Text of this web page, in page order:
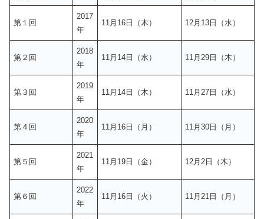
第１回
2017
年
11月16日（木） 12月13日（水）
第２回
2018
年
11月14日（水） 11月29日（木）
第３回
2019
年
11月14日（木） 11月27日（水）
第４回
2020
年
11月16日（月） 11月30日（月）
第５回
2021
年
11月19日（金） 12月2日（木）
第６回
2022
年
11月16日（火） 11月21日（月）